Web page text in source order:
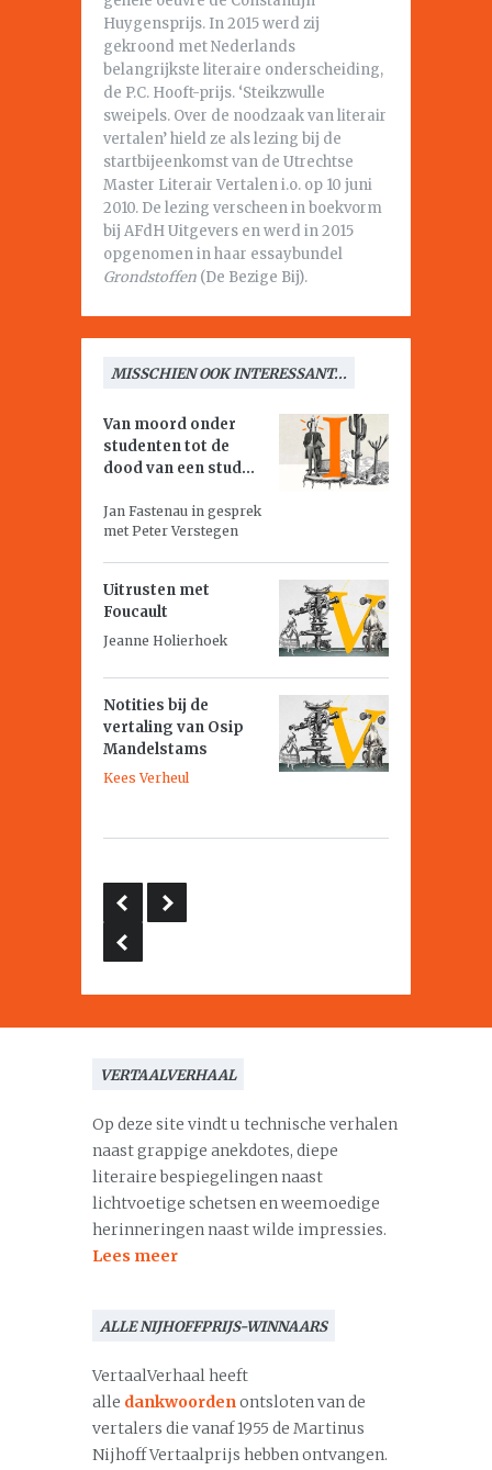
Huygensprijs. In 2015 werd zij
gekroond met Nederlands
belangrijkste literaire onderscheiding,
de P.C. Hooft-prijs. ‘Steikzwulle
sweipels. Over de noodzaak van literair
vertalen’ hield ze als lezing bij de
startbijeenkomst van de Utrechtse
Master Literair Vertalen i.o. op 10 juni
2010. De lezing verscheen in boekvorm
bij AFdH Uitgevers en werd in 2015
opgenomen in haar essaybundel
Grondstoffen (De Bezige Bij).
MISSCHIEN OOK INTERESSANT...
Van moord onder
studenten tot de
dood van een stud...
Jan Fastenau in gesprek
met Peter Verstegen
Uitrusten met
Foucault
Jeanne Holierhoek
Notities bij de
vertaling van Osip
Mandelstams
Kees Verheul
VERTAALVERHAAL
Op deze site vindt u technische verhalen
naast grappige anekdotes, diepe
literaire bespiegelingen naast
lichtvoetige schetsen en weemoedige
herinneringen naast wilde impressies.
Lees meer
ALLE NIJHOFFPRIJS-WINNAARS
VertaalVerhaal heeft
alle dankwoordenontsloten van de
vertalers die vanaf 1955 de Martinus
Nijhoff Vertaalprijs hebben ontvangen.